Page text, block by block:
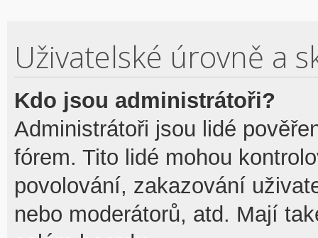
Uživatelské úrovně a
Kdo jsou administrátoři?
Administrátoři jsou lidé
fórem. Tito lidé mohou
povolování, zakazování
nebo moderátorů, atd. Mají